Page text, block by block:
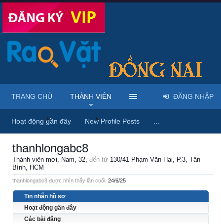
Trang chủ Thành viên thanhlongabc8
thanhlongabc8
Thành viên mới, Nam, 32, đến từ 130/41 Phạm Văn Hai, P.3, Tân
Bình, HCM
thanhlongabc8 được nhìn thấy lần cuối: 24/6/25
Tin nhắn hồ sơ
Hoạt động gần đây
Các bài đăng
TRANG CHỦ THÀNH VIÊN
Hoạt động gần đây New Profile Posts
ĐĂNG NHẬP